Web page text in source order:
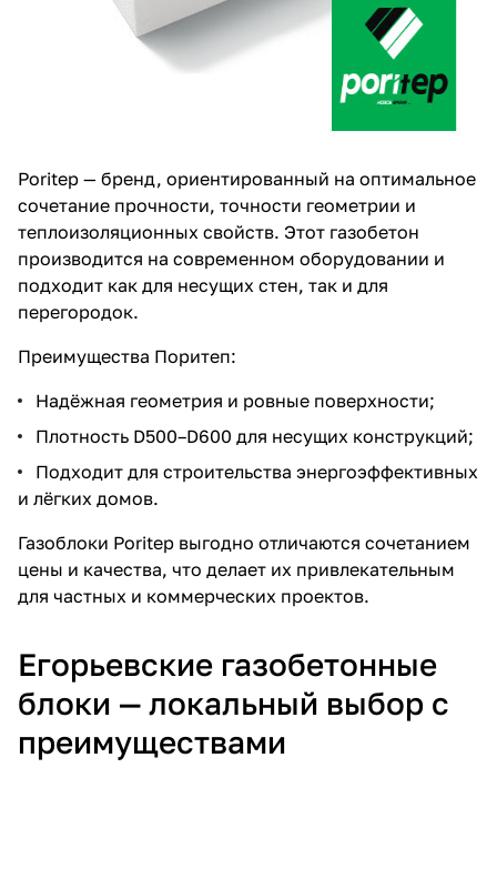
Poritep — бренд, ориентированный на оптимальное
сочетание прочности, точности геометрии и
теплоизоляционных свойств. Этот газобетон
производится на современном оборудовании и
подходит как для несущих стен, так и для
перегородок.
Преимущества Поритеп:
Надёжная геометрия и ровные поверхности;
Плотность D500–D600 для несущих конструкций;
Подходит для строительства энергоэффективных
и лёгких домов.
Газоблоки Poritep выгодно отличаются сочетанием
цены и качества, что делает их привлекательным
для частных и коммерческих проектов.
Егорьевские газобетонные
блоки — локальный выбор с
преимуществами